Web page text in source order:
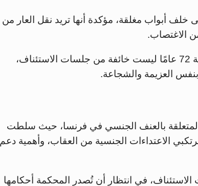
أبواب مغلقة، مؤكدة أنها تريد نقل العار من
الاغتصاب.
ووفقًا لمحاميها أنطوان كامو، فإن بيليكو البالغة 72 عامًا ليست خائفة من جلسات الاستئناف،
العزيمة والشجاعة.
المتعلقة بالعنف الجنسي في فرنسا، حيث سلطت
الاعتداءات الجنسية من العقاب، وأهمية دعم
في انتظار أن تُصدر المحكمة أحكامها